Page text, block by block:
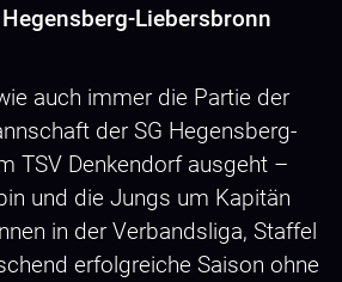
Liebersbronn
auch immer die Partie der
der SG Hegensberg-
TSV Denkendorf ausgeht –
und die Jungs um Kapitän
in der Verbandsliga, Staffel
erfolgreiche Saison ohne